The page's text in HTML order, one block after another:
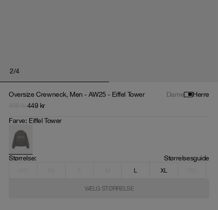
2/4
Oversize Crewneck, Men - AW25 - Eiffel Tower Dame
Herre
449 kr
Farve: Eiffel Tower
Størrelse: Størrelsesguide
L XL
VÆLG STØRRELSE